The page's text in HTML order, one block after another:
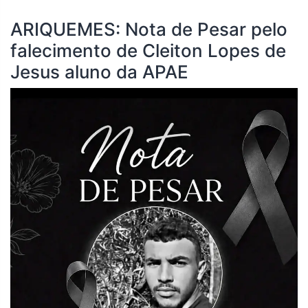
ARIQUEMES: Nota de Pesar pelo
falecimento de Cleiton Lopes de
Jesus aluno da APAE